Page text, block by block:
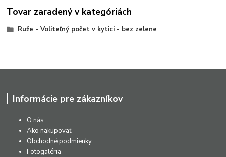
Tovar zaradený v kategóriách
Ruže - Voliteľný počet v kytici - bez zelene
Informácie pre zákazníkov
O nás
Ako nakupovať
Obchodné podmienky
Fotogaléria